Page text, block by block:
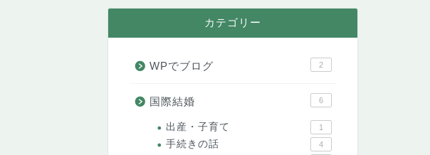
カテゴリー
WPでブログ 2
国際結婚 6
出産・子育て 1
手続きの話 4